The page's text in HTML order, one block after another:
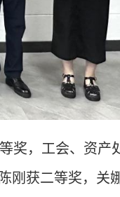
奖，工会、资产
刚获二等奖，关